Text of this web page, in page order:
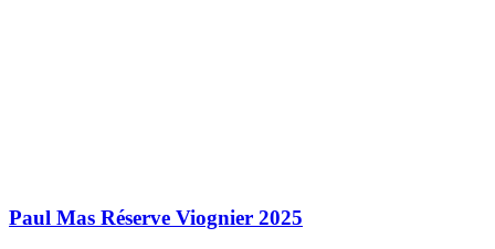
Paul Mas Réserve Viognier 2025